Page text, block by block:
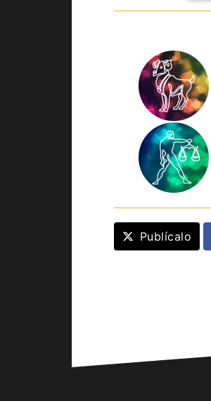
Publícalo